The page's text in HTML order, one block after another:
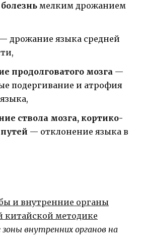
мелким дрожанием
— дрожание языка средней
продолговатого мозга —
подергивание и атрофия
ствола мозга, кортико­
— отклонение языка в
внутренних органов на